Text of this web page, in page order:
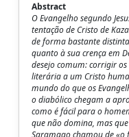
Abstract
O Evangelho segundo
tentação de Cristo de
de forma bastante
quanto à sua crença em
desejo comum: corrigir
literária a um Cristo
mundo do que os
o diabólico chegam a
como é fácil para o
que não domina, mas
Saramago chamou de «o